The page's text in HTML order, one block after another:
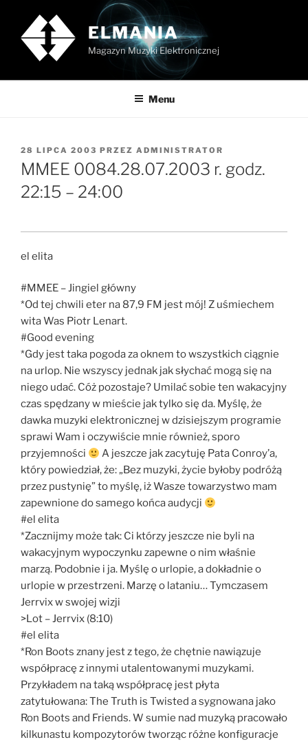
treści
ELMANIA
Magazyn Muzyki Elektronicznej
Menu
OPUBLIKOWANE
W
28 LIPCA 2003 PRZEZ ADMINISTRATOR
MMEE 0084.28.07.2003 r. godz.
22:15 – 24:00
el elita
#MMEE – Jingiel główny
*Od tej chwili eter na 87,9 FM jest mój! Z uśmiechem
wita Was Piotr Lenart.
#Good evening
*Gdy jest taka pogoda za oknem to wszystkich ciągnie
na urlop. Nie wszyscy jednak jak słychać mogą się na
niego udać. Cóż pozostaje? Umilać sobie ten wakacyjny
czas spędzany w mieście jak tylko się da. Myślę, że
dawka muzyki elektronicznej w dzisiejszym programie
sprawi Wam i oczywiście mnie również, sporo
przyjemności
A jeszcze jak zacytuję Pata Conroy’a,
który powiedział, że: „Bez muzyki, życie byłoby podróżą
przez pustynię” to myślę, iż Wasze towarzystwo mam
zapewnione do samego końca audycji
#el elita
*Zacznijmy może tak: Ci którzy jeszcze nie byli na
wakacyjnym wypoczynku zapewne o nim właśnie
marzą. Podobnie i ja. Myślę o urlopie, a dokładnie o
urlopie w przestrzeni. Marzę o lataniu… Tymczasem
Jerrvix w swojej wizji
>Lot – Jerrvix (8:10)
#el elita
*Ron Boots znany jest z tego, że chętnie nawiązuje
współpracę z innymi utalentowanymi muzykami.
Przykładem na taką współpracę jest płyta
zatytułowana: The Truth is Twisted a sygnowana jako
Ron Boots and Friends. W sumie nad muzyką pracowało
kilkunastu kompozytorów tworząc różne konfiguracje